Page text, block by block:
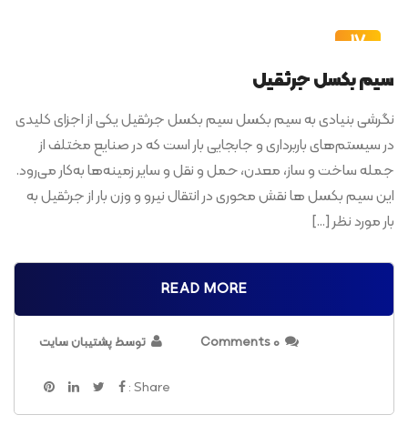
17
مرداد
سیم بکسل جرثقیل
نگرشی بنیادی به سیم بکسل سیم بکسل جرثقیل یکی از اجزای کلیدی
در سیستم‌های باربرداری و جابجایی بار است که در صنایع مختلف از
جمله ساخت و ساز، معدن، حمل و نقل و سایر زمینه‌ها به‌کار می‌رود.
این سیم بکسل ها نقش محوری در انتقال نیرو و وزن بار از جرثقیل به
بار مورد نظر […]
READ MORE
0 Comments توسط پشتیبان سایت
Share :